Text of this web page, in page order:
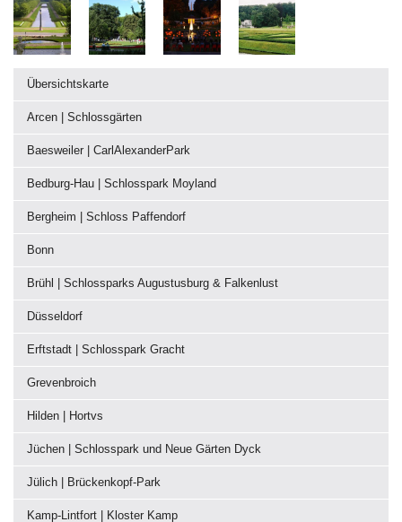
Übersichtskarte
Arcen | Schlossgärten
Baesweiler | CarlAlexanderPark
Bedburg-Hau | Schlosspark Moyland
Bergheim | Schloss Paffendorf
Bonn
Brühl | Schlossparks Augustusburg & Falkenlust
Düsseldorf
Erftstadt | Schlosspark Gracht
Grevenbroich
Hilden | Hortvs
Jüchen | Schlosspark und Neue Gärten Dyck
Jülich | Brückenkopf-Park
Kamp-Lintfort | Kloster Kamp